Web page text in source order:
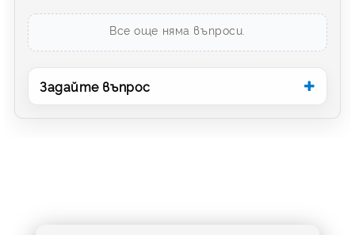
Все още няма въпроси.
Задайте въпрос